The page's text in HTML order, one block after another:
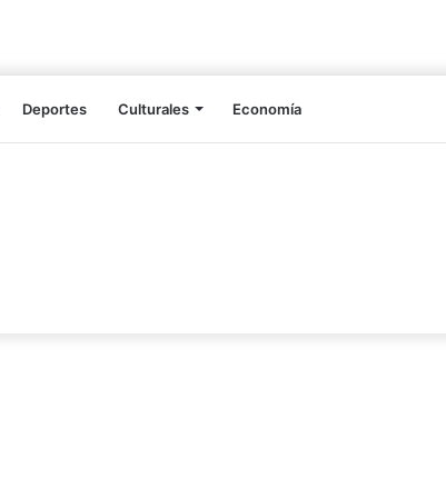
Deportes Culturales Economía